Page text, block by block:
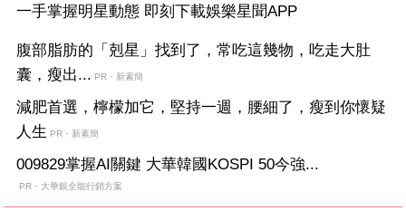
一手掌握明星動態 即刻下載娛樂星聞APP
腹部脂肪的「剋星」找到了，常吃這幾物，吃走大肚
囊，瘦出... PR・新素簡
減肥首選，檸檬加它，堅持一週，腰細了，瘦到你懷疑
人生 PR・新素簡
009829掌握AI關鍵 大華韓國KOSPI 50今強...
PR・大華銀全能行銷方案